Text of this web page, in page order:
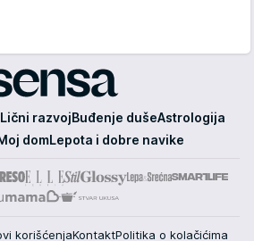
Lični razvojBuđenje dušeAstrologija
domLepota i dobre navike
korišćenjaKontaktPolitika o kolačićima